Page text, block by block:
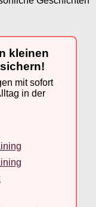
kleinen
mit sofort
in der